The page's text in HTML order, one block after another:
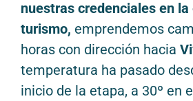
nuestras credenciales en
turismo, emprendemos
horas con dirección hacia
temperatura ha pasado
inicio de la etapa, a 30º en